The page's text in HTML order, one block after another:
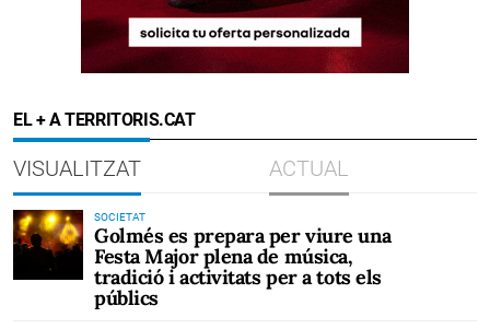
EL + A TERRITORIS.CAT
VISUALITZAT ACTUAL
SOCIETAT
Golmés es prepara per viure una
Festa Major plena de música,
tradició i activitats per a tots els
públics